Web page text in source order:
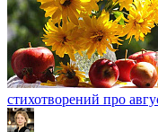
стихотворений про